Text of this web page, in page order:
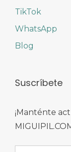
TikTok
WhatsApp
Blog
Suscríbete
¡Manténte